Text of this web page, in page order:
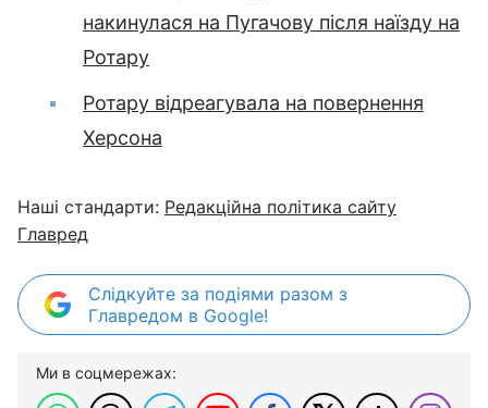
накинулася на Пугачову після наїзду на
Ротару
Ротару відреагувала на повернення
Херсона
Наші стандарти: Редакційна політика сайту
Главред
Слідкуйте за подіями разом з
Главредом в Google!
Ми в соцмережах: